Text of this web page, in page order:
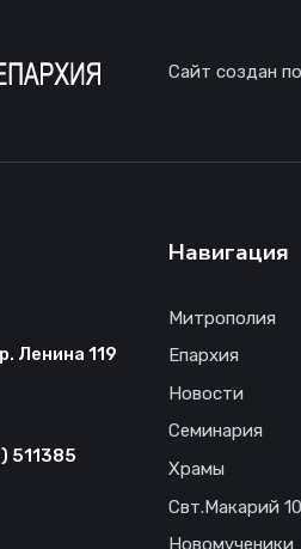
Сайт создан
Ленина 119
511385
Навигация
Митрополия
Епархия
Новости
Семинария
Храмы
Свт.Макарий